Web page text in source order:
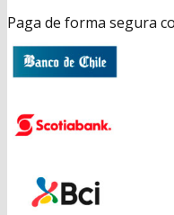
Paga de forma segura